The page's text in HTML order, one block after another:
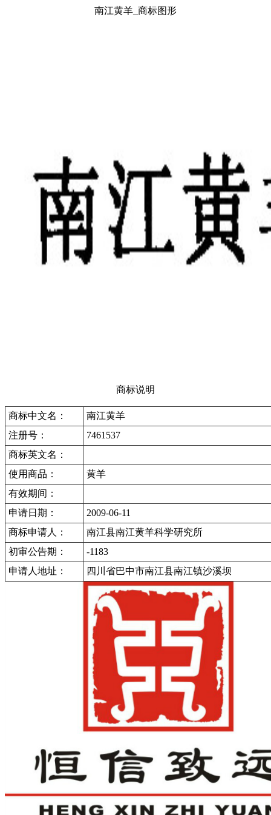
南江黄羊_商标图形
商标说明
商标中文名：
南江黄羊
注册号：
7461537
商标英文名：
使用商品：
黄羊
有效期间：
申请日期：
2009-06-11
商标申请人：
南江县南江黄羊科学研究所
初审公告期：
-1183
申请人地址：
四川省巴中市南江县南江镇沙溪坝